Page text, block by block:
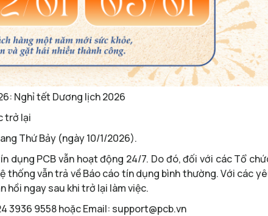
Nghỉ tết Dương lịch 2026
trở lại
Thứ Bảy (ngày 10/1/2026).
dụng PCB vẫn hoạt động 24/7. Do đó, đối với các Tổ
thống vẫn trả về Báo cáo tín dụng bình thường. Với các
hồi ngay sau khi trở lại làm việc.
3936 9558 hoặc Email: support@pcb.vn